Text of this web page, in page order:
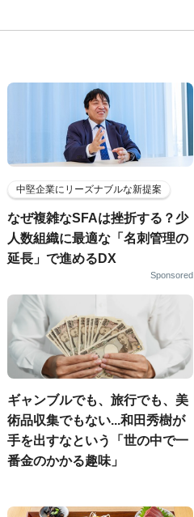
中堅企業にリーズナブルな新提案
なぜ複雑なSFAは挫折する？少
人数組織に最適な「名刺管理の
延長」で進めるDX
Sponsored
ギャンブルでも、旅行でも、美
術品収集でもない...和田秀樹が
手を出すなという「世の中で一
番金のかかる趣味」